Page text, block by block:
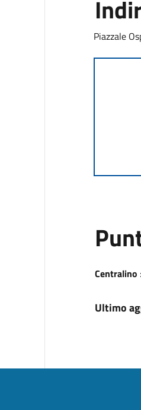
Piazzale
Centralino :
Ultimo